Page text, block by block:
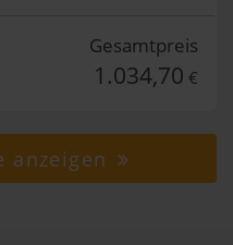
Gesamtpreis
1.034,70 €
anzeigen